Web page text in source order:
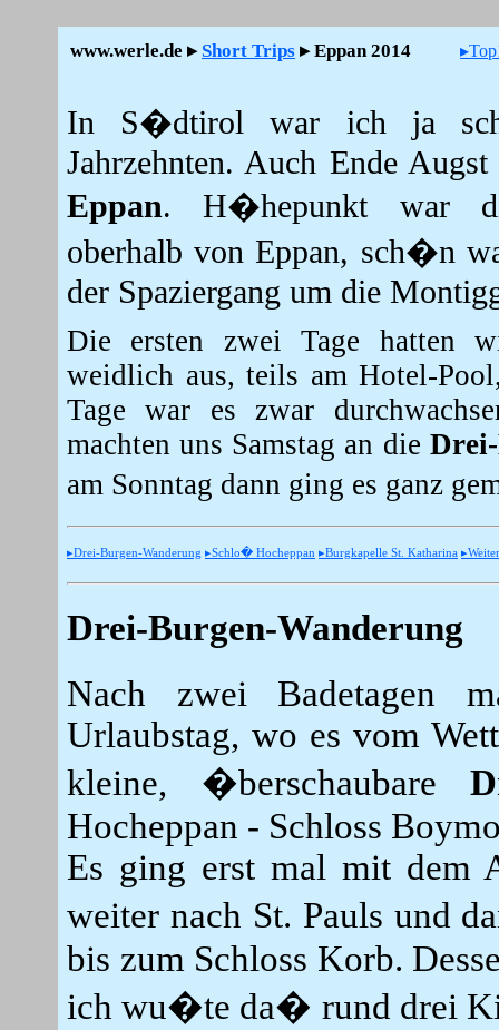
www.werle.de ▸ Short Trips ▸ Eppan 2014
In S�dtirol war ich ja
Jahrzehnten. Auch Ende
Eppan. H�hepunkt war
oberhalb von Eppan, sch�n
der Spaziergang um die
Die ersten zwei Tage hatten
weidlich aus, teils am Hotel-
Tage war es zwar
machten uns Samstag an die
am Sonntag dann ging es ganz
▸Drei-Burgen-Wanderung ▸Schlo� Hocheppan ▸Burgkapelle St. Katharina
Drei-Burgen-Wanderung
Nach zwei Badetagen
Urlaubstag, wo es vom
kleine, �berschaubare
Hocheppan - Schloss
Es ging erst mal mit dem
weiter nach St. Pauls und
bis zum Schloss Korb.
ich wu�te da� rund drei